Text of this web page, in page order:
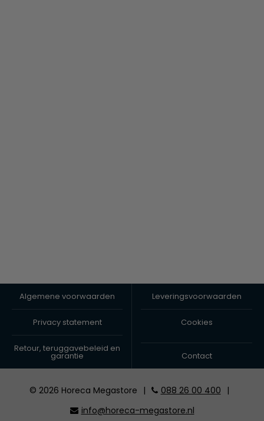
Algemene voorwaarden Leveringsvoorwaarden
Privacy statement Cookies
Retour, teruggavebeleid en
garantie Contact
© 2026 Horeca Megastore | 088 26 00 400
|
info@horeca-megastore.nl